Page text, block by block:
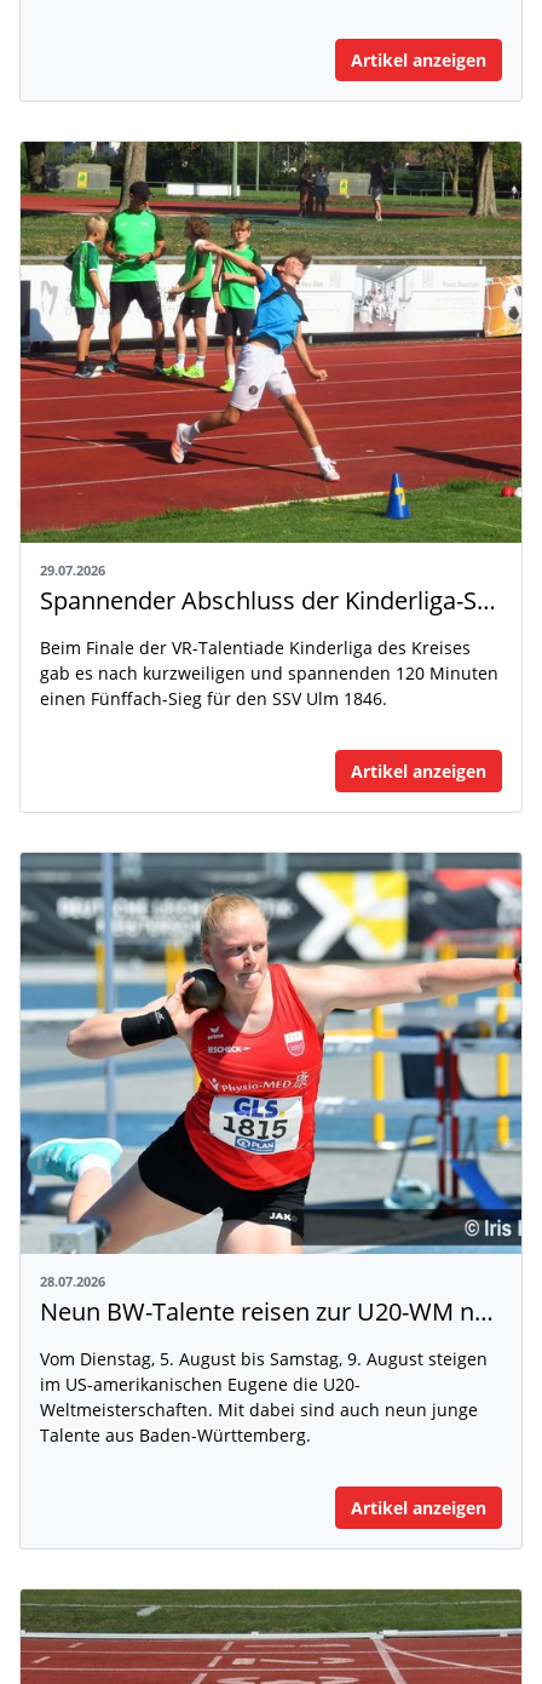
Artikel anzeigen
29.07.2026
Spannender Abschluss der Kinderliga-Saison
Beim Finale der VR-Talentiade Kinderliga des Kreises
gab es nach kurzweiligen und spannenden 120 Minuten
einen Fünffach-Sieg für den SSV Ulm 1846.
Artikel anzeigen
28.07.2026
Neun BW-Talente reisen zur U20-WM nach Eugene
Vom Dienstag, 5. August bis Samstag, 9. August steigen
im US-amerikanischen Eugene die U20-
Weltmeisterschaften. Mit dabei sind auch neun junge
Talente aus Baden-Württemberg.
Artikel anzeigen